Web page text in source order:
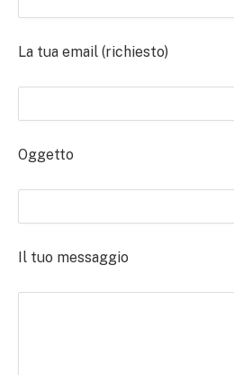
La tua email (richiesto)
Oggetto
Il tuo messaggio